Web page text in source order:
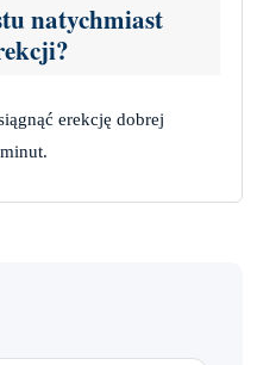
natychmiast
erekcję dobrej